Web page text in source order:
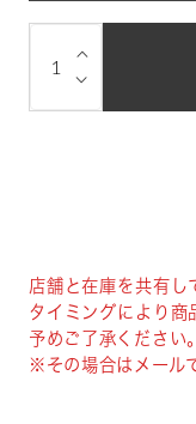
⌵
⌵
店舗と在庫を共有し
タイミングにより商
予めご了承ください。
※その場合はメール